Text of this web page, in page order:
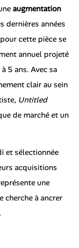
augmentation
dernières années
cette pièce se
annuel projeté
5 ans. Avec sa
clair au sein
Untitled
de marché et un
et sélectionnée
acquisitions
une
cherche à ancrer